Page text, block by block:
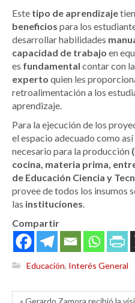
Este tipo de aprendizaje
beneficios para los
desarrollar habilidades
capacidad de trabajo en
es fundamental contar con
experto quien les
retroalimentación a los
aprendizaje.
Para la ejecución de los
el espacio adecuado como
necesario para la producción
cocina, materia prima,
de Educación Ciencia y
provee de todos los insumos
las instituciones.
Compartir
Educación, Interés General